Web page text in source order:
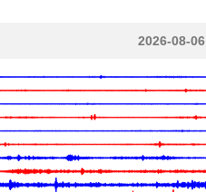
2026-08-06